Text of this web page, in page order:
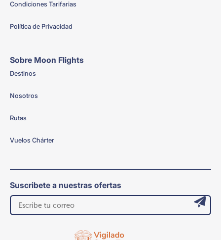
Condiciones Tarifarias
Política de Privacidad
Sobre Moon Flights
Destinos
Nosotros
Rutas
Vuelos Chárter
Suscribete a nuestras ofertas